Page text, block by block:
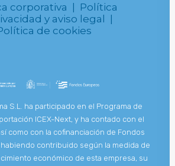
corporativa | Política
y aviso legal |
de cookies
S.L. ha participado en el Programa de
ICEX-Next, y ha contado con el
como con la cofinanciación de Fondos
habiendo contribuido según la medida de
económico de esta empresa, su